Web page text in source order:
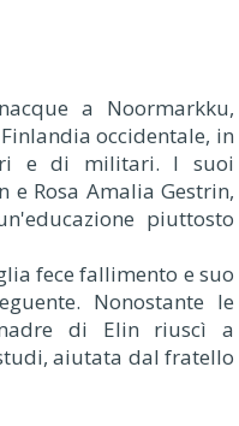
a Noormarkku,
occidentale, in
e di militari. I suoi
e Rosa Amalia Gestrin,
piuttosto
fece fallimento e suo
Nonostante le
di Elin riuscì a
aiutata dal fratello